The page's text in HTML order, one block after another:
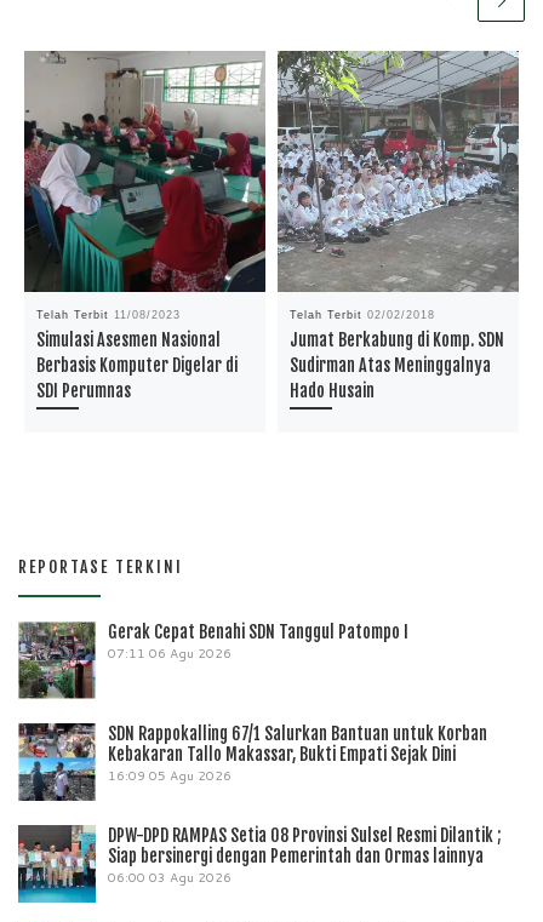
Telah Terbit11/08/2023
Simulasi Asesmen Nasional
Berbasis Komputer Digelar di
SDI Perumnas
Telah Terbit02/02/2018
Jumat Berkabung di Komp. SDN
Sudirman Atas Meninggalnya
Hado Husain
REPORTASE TERKINI
Gerak Cepat Benahi SDN Tanggul Patompo I
07:11 06 Agu 2026
SDN Rappokalling 67/1 Salurkan Bantuan untuk Korban
Kebakaran Tallo Makassar, Bukti Empati Sejak Dini
16:09 05 Agu 2026
DPW-DPD RAMPAS Setia 08 Provinsi Sulsel Resmi Dilantik ;
Siap bersinergi dengan Pemerintah dan Ormas lainnya
06:00 03 Agu 2026